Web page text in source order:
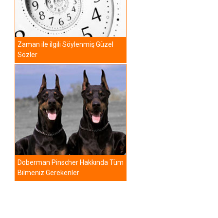
Zaman ile ilgili Söylenmiş Güzel
Sözler
Doberman Pinscher Hakkında Tüm
Bilmeniz Gerekenler